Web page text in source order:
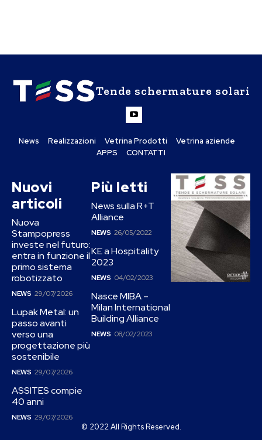
Tende schermature solari
News Realizzazioni Vetrina Prodotti
Vetrina aziende
APPS
CONTATTI
Nuovi
articoli
Nuova
Stampopress
investe nel futuro:
entra in funzione il
primo sistema
robotizzato
NEWS 29/07/2026
Lupak Metal: un
passo avanti
verso una
progettazione più
sostenibile
NEWS 29/07/2026
ASSITES compie
40 anni
NEWS 29/07/2026
Più letti
News sulla R+T
Alliance
NEWS 26/05/2022
KE a Hospitality
2023
NEWS 04/02/2023
Nasce MIBA –
Milan International
Building Alliance
NEWS 08/02/2023
© 2022 All Rights Reserved.